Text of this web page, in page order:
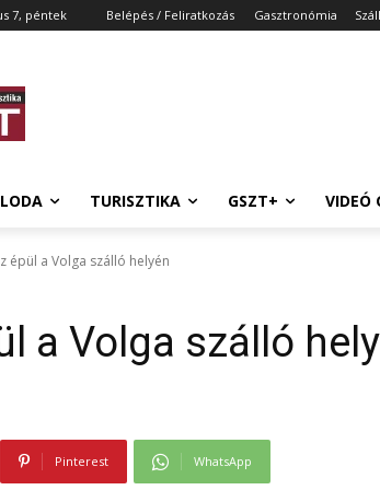
7, péntek Belépés / Feliratkozás Gasztronómia
TURISZTIKA GSZT+ VIDEÓ
épül a Volga szálló helyén
a Volga szálló
Pinterest WhatsApp